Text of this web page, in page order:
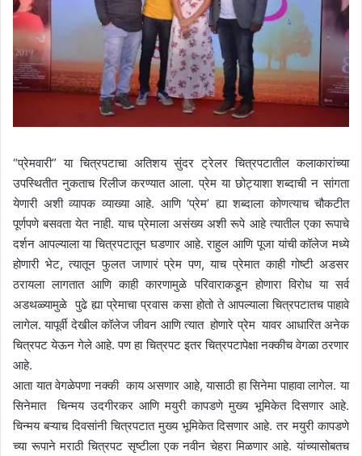
“प्रेमवारी” या चित्रपटाचा अतिशय सुंदर ट्रेलर चित्रपटातील कलाकारांच्या
उपस्थितीत नुकताच रिलीज करण्यात आला. प्रेम या छोट्याशा शब्दाची न सांगता
येणारी अशी व्यापक व्याख्या आहे. आणि ‘प्रेम’ ह्या शब्दाला कोणत्याच चौकटीत
पूर्णपणे बसवता येत नाही. याच प्रेमाला असंख्य अशी रूपे आहे त्यातील एका रूपाचे
दर्शन आपल्याला या चित्रपटातून घडणार आहे. राहुल आणि पूजा यांची कॉलेज मध्ये
होणारी भेट, त्यातून फुलत जाणारं प्रेम पण, याच प्रेमात काही गोष्टी अडसर
ठरायला लागतात आणि काही कारणामुळे परिवाराकडून होणारा विरोध या सर्व
अडथळ्यामुळे पुढे ह्या प्रेमाचा प्रवास कसा होतो ते आपल्याला चित्रपटातच पाहावे
लागेल. यापूर्वी देखील कॉलेज जीवन आणि त्यात होणारे प्रेम यावर आधारित अनेक
चित्रपट येऊन गेले आहे. पण हा चित्रपट इतर चित्रपटापेक्षा नक्कीच वेगळा ठरणार
आहे.
आता यात वेगळेपणा नक्की काय असणार आहे, यासाठी हा सिनेमा पाहावा लागेल. या
सिनेमात चिन्मय उदगीरकर आणि मयुरी कापडणे मुख्य भूमिकेत दिसणार आहे.
चिन्मय बऱ्याच दिवसांनी चित्रपटात मुख्य भूमिकेत दिसणार आहे. तर मयुरी कापडणे
च्या रूपाने मराठी चित्रपट सृष्टीला एक नवीन चेहरा मिळणार आहे. यांच्यासोबतच